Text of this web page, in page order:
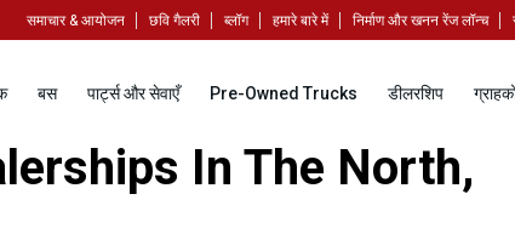
समाचार & आयोजन छवि गैलरी ब्लॉग हमारे बारे में निर्माण और खनन रेंज लॉन्च
बस पार्ट्स और सेवाएँ Pre-Owned Trucks डीलरशिप
In The North,